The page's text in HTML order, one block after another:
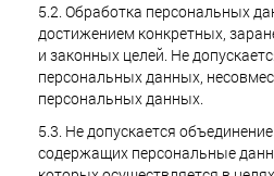
5.2. Обработка персональных
достижением конкретных,
и законных целей. Не
персональных данных,
персональных данных.
5.3. Не допускается
содержащих персональные